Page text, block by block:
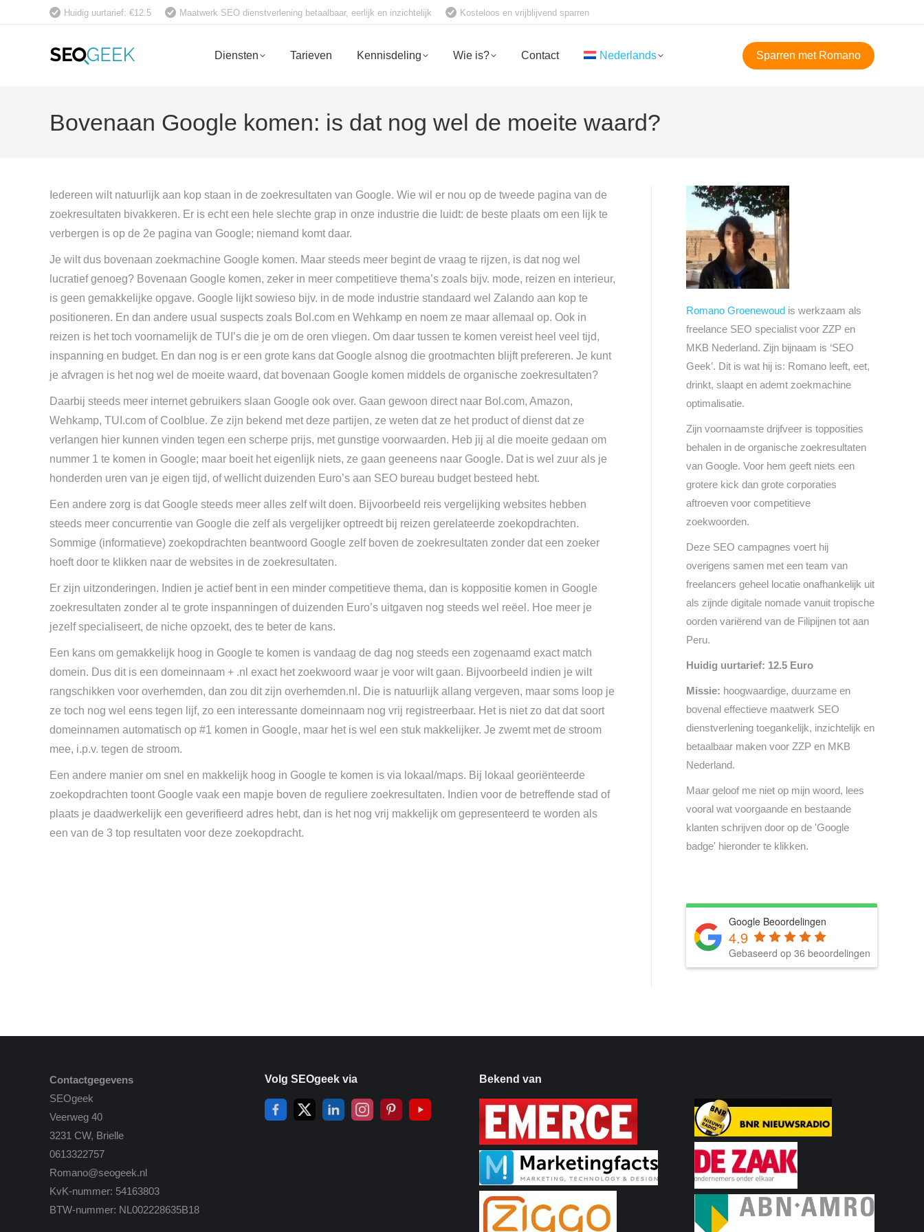
Huidig uurtarief: €12.5 Maatwerk SEO dienstverlening betaalbaar, eerlijk en inzichtelijk Kosteloos en vrijblijvend sparren
Diensten Tarieven Kennisdeling Wie is? Contact Nederlands Sparren met Romano
Bovenaan Google komen: is dat nog wel de moeite waard?
Iedereen wilt natuurlijk aan kop staan in de zoekresultaten van Google. Wie wil er nou op de tweede pagina van de
zoekresultaten bivakkeren. Er is echt een hele slechte grap in onze industrie die luidt: de beste plaats om een lijk te
verbergen is op de 2e pagina van Google; niemand komt daar.
Je wilt dus bovenaan zoekmachine Google komen. Maar steeds meer begint de vraag te rijzen, is dat nog wel
lucratief genoeg? Bovenaan Google komen, zeker in meer competitieve thema’s zoals bijv. mode, reizen en interieur,
is geen gemakkelijke opgave. Google lijkt sowieso bijv. in de mode industrie standaard wel Zalando aan kop te
positioneren. En dan andere usual suspects zoals Bol.com en Wehkamp en noem ze maar allemaal op. Ook in
reizen is het toch voornamelijk de TUI’s die je om de oren vliegen. Om daar tussen te komen vereist heel veel tijd,
inspanning en budget. En dan nog is er een grote kans dat Google alsnog die grootmachten blijft prefereren. Je kunt
je afvragen is het nog wel de moeite waard, dat bovenaan Google komen middels de organische zoekresultaten?
Daarbij steeds meer internet gebruikers slaan Google ook over. Gaan gewoon direct naar Bol.com, Amazon,
Wehkamp, TUI.com of Coolblue. Ze zijn bekend met deze partijen, ze weten dat ze het product of dienst dat ze
verlangen hier kunnen vinden tegen een scherpe prijs, met gunstige voorwaarden. Heb jij al die moeite gedaan om
nummer 1 te komen in Google; maar boeit het eigenlijk niets, ze gaan geeneens naar Google. Dat is wel zuur als je
honderden uren van je eigen tijd, of wellicht duizenden Euro’s aan SEO bureau budget besteed hebt.
Een andere zorg is dat Google steeds meer alles zelf wilt doen. Bijvoorbeeld reis vergelijking websites hebben
steeds meer concurrentie van Google die zelf als vergelijker optreedt bij reizen gerelateerde zoekopdrachten.
Sommige (informatieve) zoekopdrachten beantwoord Google zelf boven de zoekresultaten zonder dat een zoeker
hoeft door te klikken naar de websites in de zoekresultaten.
Er zijn uitzonderingen. Indien je actief bent in een minder competitieve thema, dan is koppositie komen in Google
zoekresultaten zonder al te grote inspanningen of duizenden Euro’s uitgaven nog steeds wel reëel. Hoe meer je
jezelf specialiseert, de niche opzoekt, des te beter de kans.
Een kans om gemakkelijk hoog in Google te komen is vandaag de dag nog steeds een zogenaamd exact match
domein. Dus dit is een domeinnaam + .nl exact het zoekwoord waar je voor wilt gaan. Bijvoorbeeld indien je wilt
rangschikken voor overhemden, dan zou dit zijn overhemden.nl. Die is natuurlijk allang vergeven, maar soms loop je
ze toch nog wel eens tegen lijf, zo een interessante domeinnaam nog vrij registreerbaar. Het is niet zo dat dat soort
domeinnamen automatisch op #1 komen in Google, maar het is wel een stuk makkelijker. Je zwemt met de stroom
mee, i.p.v. tegen de stroom.
Een andere manier om snel en makkelijk hoog in Google te komen is via lokaal/maps. Bij lokaal georiënteerde
zoekopdrachten toont Google vaak een mapje boven de reguliere zoekresultaten. Indien voor de betreffende stad of
plaats je daadwerkelijk een geverifieerd adres hebt, dan is het nog vrij makkelijk om gepresenteerd te worden als
een van de 3 top resultaten voor deze zoekopdracht.
Romano Groenewoud is werkzaam als
freelance SEO specialist voor ZZP en
MKB Nederland. Zijn bijnaam is ‘SEO
Geek’. Dit is wat hij is: Romano leeft, eet,
drinkt, slaapt en ademt zoekmachine
optimalisatie.
Zijn voornaamste drijfveer is topposities
behalen in de organische zoekresultaten
van Google. Voor hem geeft niets een
grotere kick dan grote corporaties
aftroeven voor competitieve
zoekwoorden.
Deze SEO campagnes voert hij
overigens samen met een team van
freelancers geheel locatie onafhankelijk uit
als zijnde digitale nomade vanuit tropische
oorden variërend van de Filipijnen tot aan
Peru.
Huidig uurtarief: 12.5 Euro
Missie: hoogwaardige, duurzame en
bovenal effectieve maatwerk SEO
dienstverlening toegankelijk, inzichtelijk en
betaalbaar maken voor ZZP en MKB
Nederland.
Maar geloof me niet op mijn woord, lees
vooral wat voorgaande en bestaande
klanten schrijven door op de 'Google
badge' hieronder te klikken.
Google Beoordelingen
4.9
Gebaseerd op 36 beoordelingen
Contactgegevens
SEOgeek
Veerweg 40
3231 CW, Brielle
0613322757
Romano@seogeek.nl
KvK-nummer: 54163803
BTW-nummer: NL002228635B18
Volg SEOgeek via Bekend van